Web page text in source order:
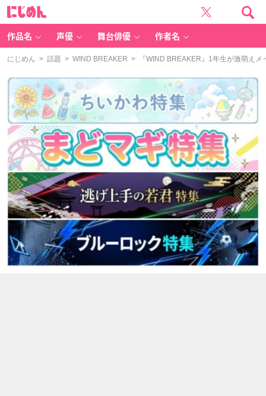
作品名 声優 舞台俳優 作者名
にじめん > 話題 > WIND BREAKER > 『WIND BREAKER』1年生が激萌えメ